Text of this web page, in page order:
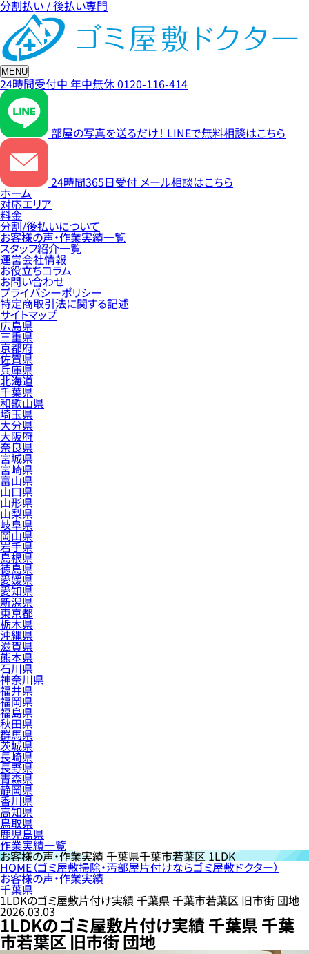
分割払い / 後払い専門
MENU
24時間受付中 年中無休0120-116-414
部屋の写真を送るだけ！ LINEで無料相談はこちら
24時間365日受付 メール相談はこちら
ホーム
対応エリア
料金
分割/後払いについて
お客様の声・作業実績一覧
スタッフ紹介一覧
運営会社情報
お役立ちコラム
お問い合わせ
プライバシーポリシー
特定商取引法に関する記述
サイトマップ
広島県
三重県
京都府
佐賀県
兵庫県
北海道
千葉県
和歌山県
埼玉県
大分県
大阪府
奈良県
宮城県
宮崎県
富山県
山口県
山形県
山梨県
岐阜県
岡山県
岩手県
島根県
徳島県
愛媛県
愛知県
新潟県
東京都
栃木県
沖縄県
滋賀県
熊本県
石川県
神奈川県
福井県
福岡県
福島県
秋田県
群馬県
茨城県
長崎県
長野県
青森県
静岡県
香川県
高知県
鳥取県
鹿児島県
作業実績一覧
お客様の声・作業実績千葉県千葉市若葉区 1LDK
HOME（ゴミ屋敷掃除・汚部屋片付けならゴミ屋敷ドクター）
お客様の声・作業実績
千葉県
1LDKのゴミ屋敷片付け実績 千葉県 千葉市若葉区 旧市街 団地
2026.03.03
1LDKのゴミ屋敷片付け実績 千葉県 千葉
市若葉区 旧市街 団地